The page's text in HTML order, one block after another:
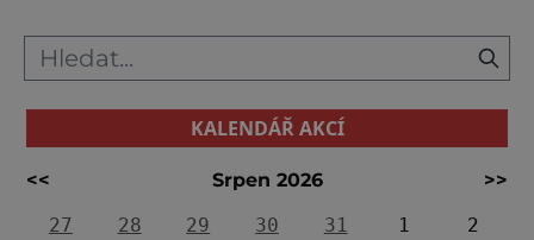
KALENDÁŘ AKCÍ
<< Srpen 2026
>>
27
28 29 30 31 1
2